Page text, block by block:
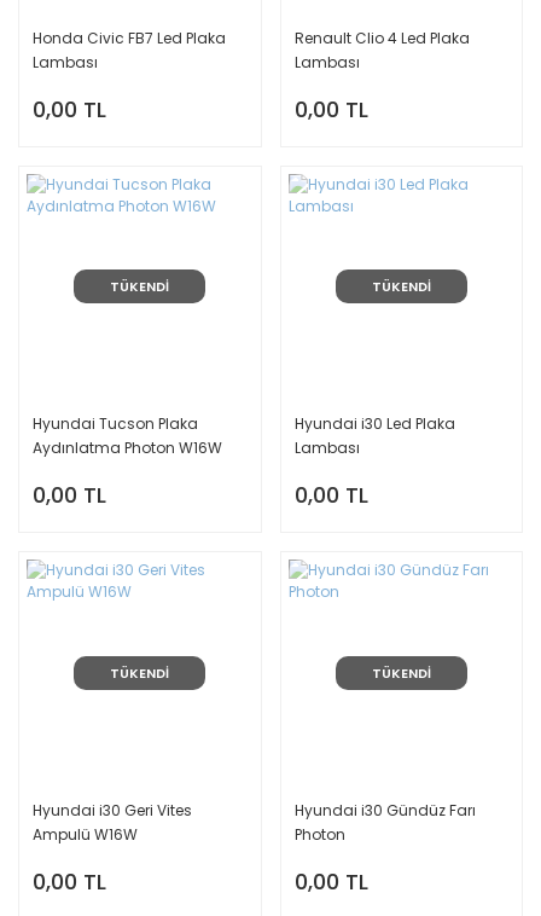
Honda Civic FB7 Led Plaka
Lambası
0,00 TL
Renault Clio 4 Led Plaka
Lambası
0,00 TL
TÜKENDİ
Hyundai Tucson Plaka
Aydınlatma Photon W16W
0,00 TL
TÜKENDİ
Hyundai i30 Led Plaka
Lambası
0,00 TL
TÜKENDİ
Hyundai i30 Geri Vites
Ampulü W16W
0,00 TL
TÜKENDİ
Hyundai i30 Gündüz Farı
Photon
0,00 TL